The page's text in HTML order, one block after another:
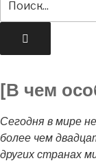
[В чем
Сегодня в мире
более чем
других странах